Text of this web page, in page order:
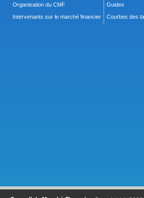
Organisation du CMF
Intervenants sur le marché financier
Guides
Courbes des